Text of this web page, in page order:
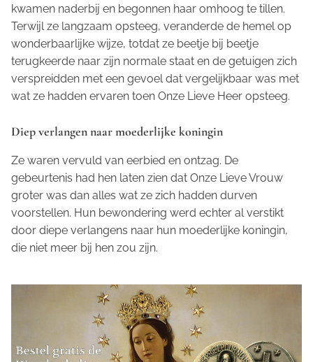
kwamen naderbij en begonnen haar omhoog te tillen.
Terwijl ze langzaam opsteeg, veranderde de hemel op
wonderbaarlijke wijze, totdat ze beetje bij beetje
terugkeerde naar zijn normale staat en de getuigen zich
verspreidden met een gevoel dat vergelijkbaar was met
wat ze hadden ervaren toen Onze Lieve Heer opsteeg.
Diep verlangen naar moederlijke koningin
Ze waren vervuld van eerbied en ontzag. De
gebeurtenis had hen laten zien dat Onze Lieve Vrouw
groter was dan alles wat ze zich hadden durven
voorstellen. Hun bewondering werd echter al verstikt
door diepe verlangens naar hun moederlijke koningin,
die niet meer bij hen zou zijn.